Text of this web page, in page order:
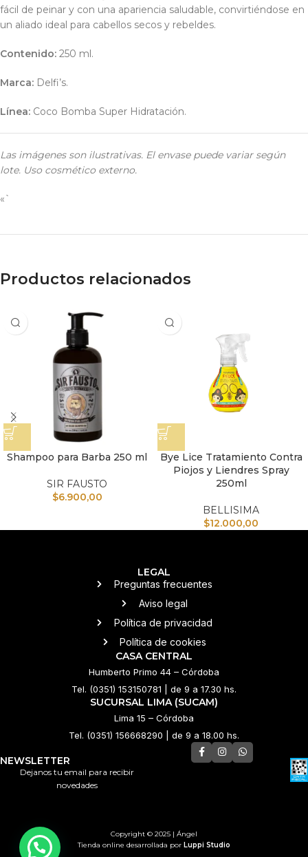
fácil de peinar y con una apariencia saludable, convirtiéndose en
un aliado ideal para cabellos secos y rebeldes.
Contenido: 250 ml.
Marca: Delfi’s.
Línea: Coco Bomba Super Hidratación.
Las imágenes son ilustrativas. El envase puede variar según
lote. Uso cosmético externo.
«`
Productos relacionados
Shampoo para Barba 250 ml
SIR FAUSTO
$6.900,00
Bye Lice Tratamiento Contra
Piojos y Liendres Spray
250ml
BELLISIMA
$12.000,00
LEGAL
Preguntas frecuentes
Aviso legal
Política de privacidad
Política de cookies
CASA CENTRAL
Humberto Primo 44 – Córdoba
Tel. (0351) 153150781 | de 9 a 17.30 hs.
SUCURSAL LIMA (SUCAM)
Lima 15 – Córdoba
Tel. (0351) 156668290 | de 9 a 18.00 hs.
NEWSLETTER
Dejanos tu email para recibir
novedades
Tienda online desarrollada por Luppi Studio
Copyright © 2025 | Ángel
💌 ¿Necesitás ayuda?